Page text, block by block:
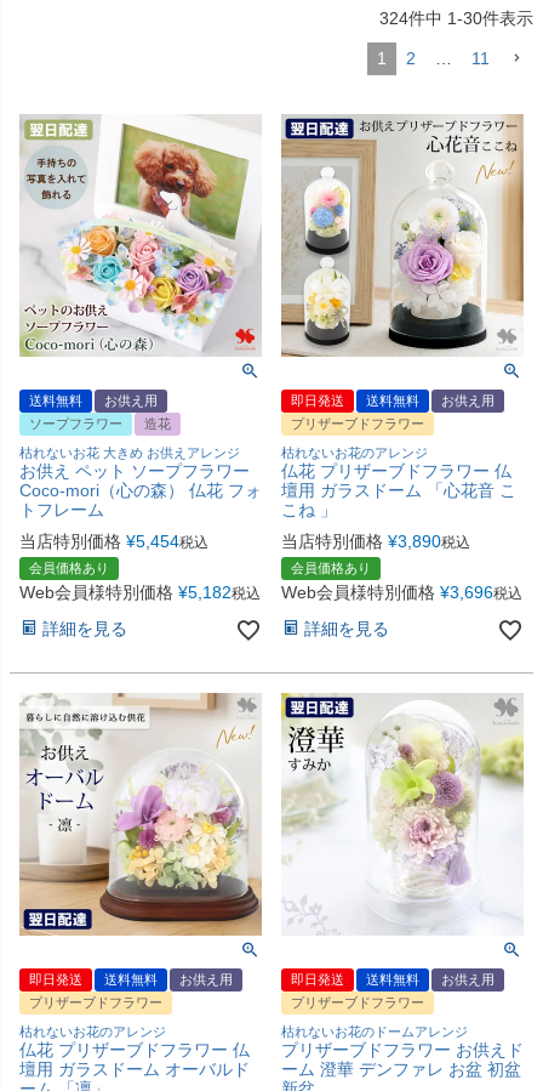
324件中 1-30件表示
1 2 11
送料無料
お供え用
ソープフラワー
造花
枯れないお花 大きめ お供えアレンジ
お供え ペット ソープフラワー
Coco-mori（心の森） 仏花 フォ
トフレーム
当店特別価格 ¥5,454税込
会員価格あり
Web会員様特別価格 ¥5,182税込
詳細を見る
即日発送 送料無料
お供え用
プリザーブドフラワー
枯れないお花のアレンジ
仏花 プリザーブドフラワー 仏
壇用 ガラスドーム 「心花音 こ
こね 」
当店特別価格 ¥3,890税込
会員価格あり
Web会員様特別価格 ¥3,696税込
詳細を見る
即日発送 送料無料
お供え用
プリザーブドフラワー
枯れないお花のアレンジ
仏花 プリザーブドフラワー 仏
壇用 ガラスドーム オーバルド
即日発送 送料無料
お供え用
プリザーブドフラワー
枯れないお花のドームアレンジ
プリザーブドフラワー お供えド
ーム 澄華 デンファレ お盆 初盆